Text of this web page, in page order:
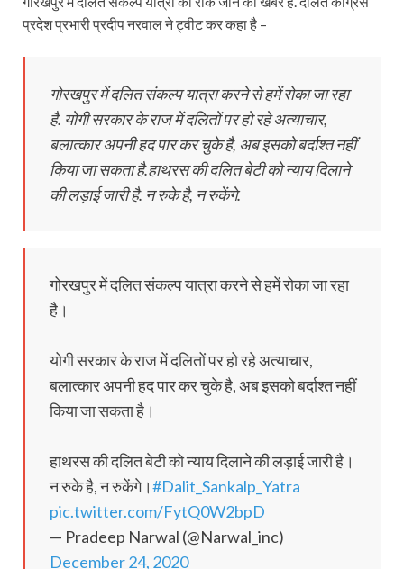
प्रदेश प्रभारी प्रदीप नरवाल ने ट्वीट कर कहा है –
गोरखपुर में दलित संकल्प यात्रा करने से हमें रोका जा रहा
है. योगी सरकार के राज में दलितों पर हो रहे अत्याचार,
बलात्कार अपनी हद पार कर चुके है, अब इसको बर्दाश्त नहीं
किया जा सकता है.हाथरस की दलित बेटी को न्याय दिलाने
की लड़ाई जारी है. न रुके है, न रुकेंगे.
गोरखपुर में दलित संकल्प यात्रा करने से हमें रोका जा रहा
है।
योगी सरकार के राज में दलितों पर हो रहे अत्याचार,
बलात्कार अपनी हद पार कर चुके है, अब इसको बर्दाश्त नहीं
किया जा सकता है।
हाथरस की दलित बेटी को न्याय दिलाने की लड़ाई जारी है।
न रुके है, न रुकेंगे।#Dalit_Sankalp_Yatra
pic.twitter.com/FytQ0W2bpD
— Pradeep Narwal (@Narwal_inc)
December 24, 2020